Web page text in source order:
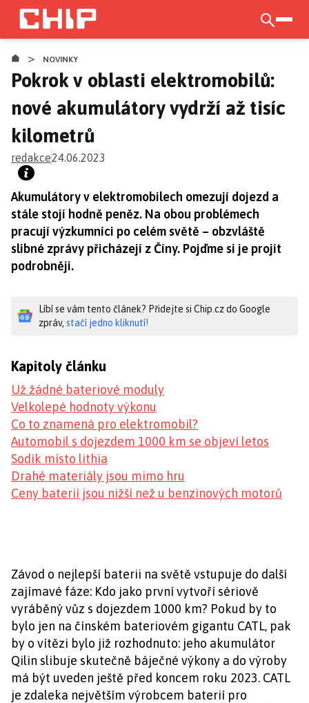
Přejít
hlavnímu
obsahu
> NOVINKY
Pokrok v oblasti elektromobilů:
nové akumulátory vydrží až tisíc
kilometrů
redakce24.06.2023
Akumulátory v elektromobilech omezují dojezd a
stále stojí hodně peněz. Na obou problémech
pracují výzkumníci po celém světě – obzvláště
slibné zprávy přicházejí z Číny. Pojďme si je projít
podrobněji.
Líbí se vám tento článek? Přidejte si Chip.cz do Google
zpráv, stačí jedno kliknutí!
Kapitoly článku
Už žádné bateriové moduly
Velkolepé hodnoty výkonu
Co to znamená pro elektromobil?
Automobil s dojezdem 1000 km se objeví letos
Sodík místo lithia
Drahé materiály jsou mimo hru
Ceny baterií jsou nižší než u benzinových motorů
Závod o nejlepší baterii na světě vstupuje do další
zajímavé fáze: Kdo jako první vytvoří sériově
vyráběný vůz s dojezdem 1000 km? Pokud by to
bylo jen na čínském bateriovém gigantu CATL, pak
by o vítězi bylo již rozhodnuto: jeho akumulátor
Qilin slibuje skutečně báječné výkony a do výroby
má být uveden ještě před koncem roku 2023. CATL
je zdaleka největším výrobcem baterií pro